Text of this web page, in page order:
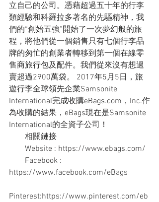
立自己的公司。憑藉超過五十年的行李
類經驗和科羅拉多著名的先驅精神，我
們的“創始五強”開始了一次夢幻般的旅
程，將他們從一個銷售只有七個行李品
牌的匆忙的創業者轉移到第一個在線零
售商旅行包及配件。我們從來沒有想過
賣超過2900萬袋。 2017年5月5日，旅
遊行李全球領先企業Samsonite
International完成收購eBags.com，Inc.作
為收購的結果，eBags現在是Samsonite
International的全資子公司！
相關鏈接
Website : https://www.ebags.com/
Facebook :
https://www.facebook.com/eBags
Pinterest:https://www.pinterest.com/eb